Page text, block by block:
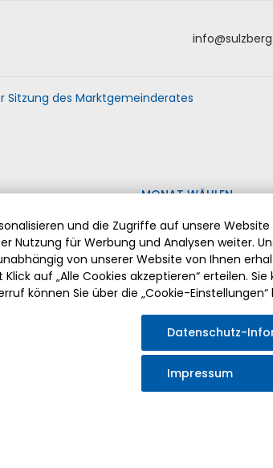
Inhalt der Seite
Informationen und
info@sulzberg
Sitzung des Marktgemeinderates
MONAT WÄHLEN
VON PFARRER HERMANN DRISCHBERGER
wenigen Wochen durfte der Markt…
und die Zugriffe auf unsere
Nutzung für Werbung und Analysen weiter.
von unserer Website von Ihnen
auf „Alle Cookies akzeptieren“ erteilen.
können Sie über die „Cookie-
Datenschutz-
Impressum